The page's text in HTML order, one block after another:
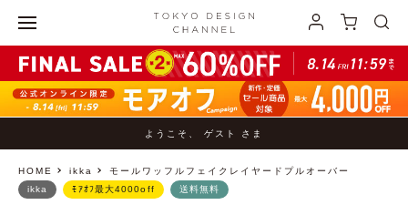
ようこそ、 ゲスト さま
HOME ikka モールワッフルフェイクレイヤードプルオーバー
ikka ﾓｱｵﾌ最大4000off 送料無料